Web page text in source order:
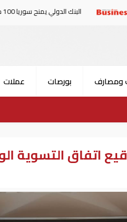
يمنح سوريا 100 مليون دولار
ومصارف بورصات عملات
اتفاق التسوية